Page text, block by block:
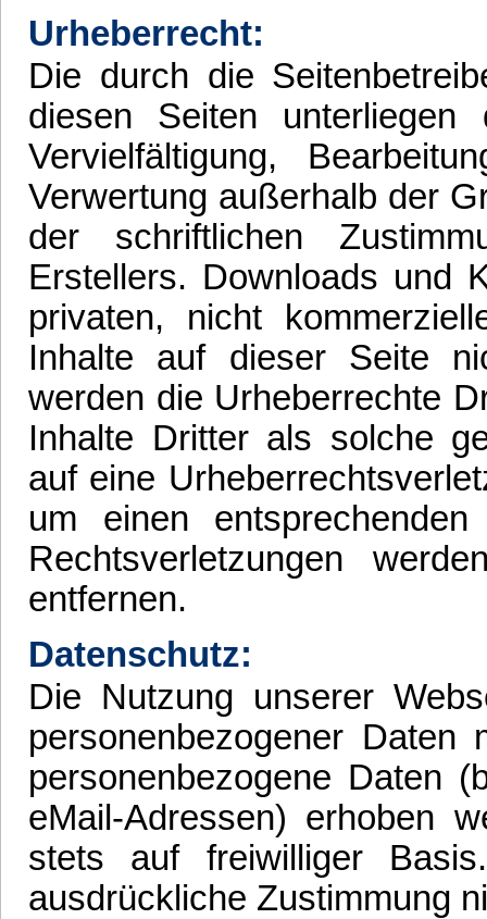
Urheberrecht:
Die durch die
diesen Seiten unterliegen
Vervielfältigung,
Verwertung außerhalb der
der schriftlichen
Erstellers. Downloads und
privaten, nicht
Inhalte auf dieser Seite
werden die Urheberrechte
Inhalte Dritter als solche
auf eine
um einen
Rechtsverletzungen
entfernen.
Datenschutz:
Die Nutzung unserer
personenbezogener
personenbezogene Daten
eMail-Adressen) erhoben
stets auf freiwilliger
ausdrückliche Zustimmung